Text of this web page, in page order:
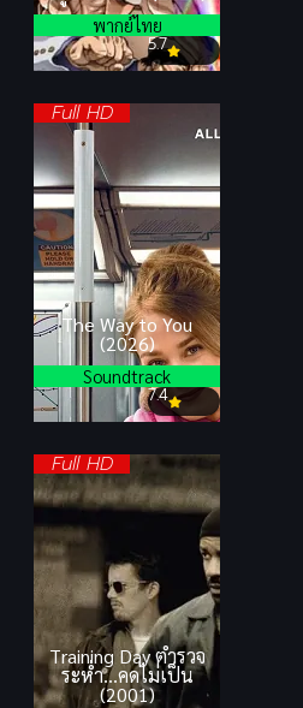
5.7
พากย์ไทย
Full HD
The Way to You
(2026)
7.4
Soundtrack
Full HD
Training Day ตำรวจ
ระห่ำ…คดไม่เป็น
(2001)